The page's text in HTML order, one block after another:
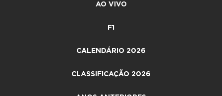
AO VIVO
F1
CALENDÁRIO 2026
CLASSIFICAÇÃO 2026